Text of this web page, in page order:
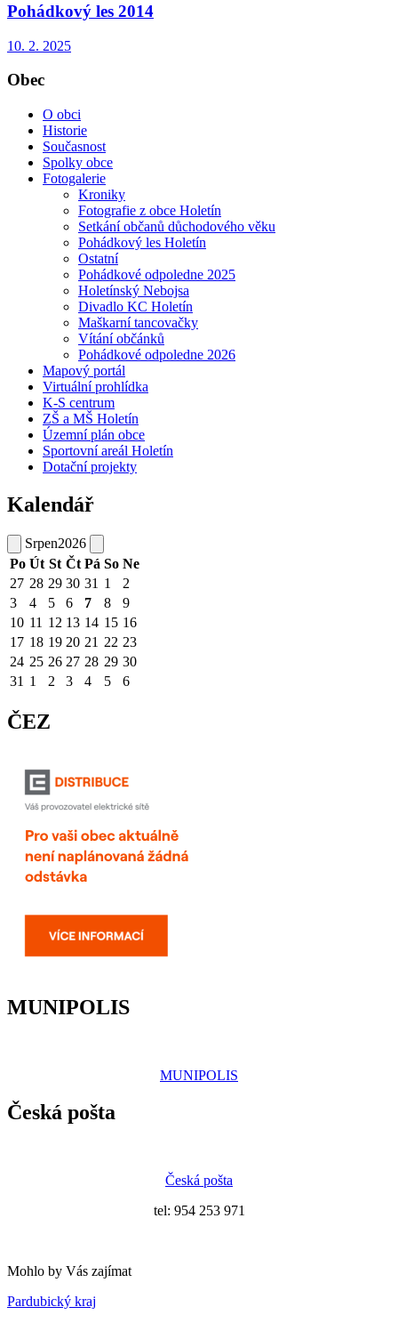
Pohádkový les 2014
10. 2. 2025
Obec
O obci
Historie
Současnost
Spolky obce
Fotogalerie
Kroniky
Fotografie z obce Holetín
Setkání občanů důchodového věku
Pohádkový les Holetín
Ostatní
Pohádkové odpoledne 2025
Holetínský Nebojsa
Divadlo KC Holetín
Maškarní tancovačky
Vítání občánků
Pohádkové odpoledne 2026
Mapový portál
Virtuální prohlídka
K-S centrum
ZŠ a MŠ Holetín
Územní plán obce
Sportovní areál Holetín
Dotační projekty
Kalendář
Srpen2026
Po Út St Čt Pá So Ne
27 28 29 30 31 1
2
3
4 5 6 7 8
9
10 11 12 13 14 15 16
17 18 19 20 21 22 23
24 25 26 27 28 29 30
31 1 2 3 4 5 6
ČEZ
MUNIPOLIS
MUNIPOLIS
Česká pošta
Česká pošta
tel: 954 253 971
Mohlo by Vás zajímat
Pardubický kraj